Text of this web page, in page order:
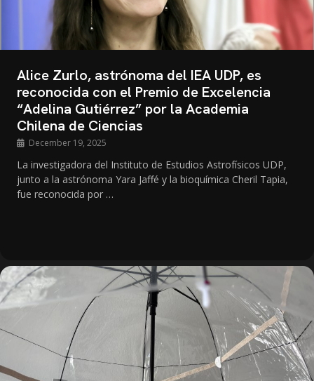
Alice Zurlo, astrónoma del IEA UDP, es
reconocida con el Premio de Excelencia
“Adelina Gutiérrez” por la Academia
Chilena de Ciencias
December 19, 2025
La investigadora del Instituto de Estudios Astrofísicos UDP,
junto a la astrónoma Yara Jaffé y la bioquímica Cheril Tapia,
fue reconocida por …